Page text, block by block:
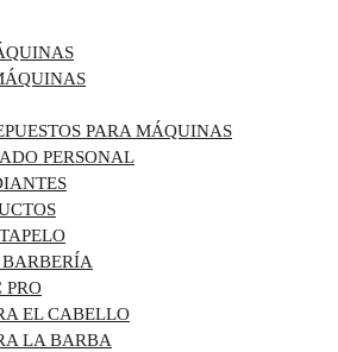
PARA MÁQUINAS
PERSONAL
PRO
EL CABELLO
LA BARBA